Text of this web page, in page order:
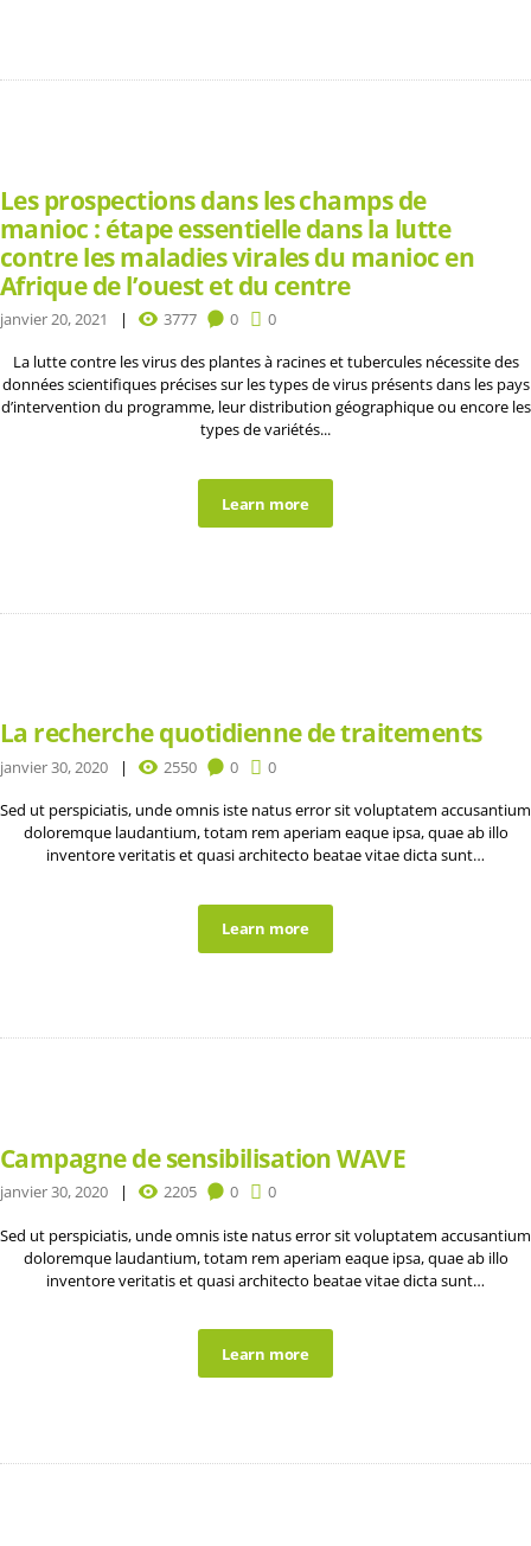
Les prospections dans les champs de
manioc : étape essentielle dans la lutte
contre les maladies virales du manioc en
Afrique de l’ouest et du centre
janvier 20, 2021 3777 0 0
La lutte contre les virus des plantes à racines et tubercules nécessite des
données scientifiques précises sur les types de virus présents dans les pays
d’intervention du programme, leur distribution géographique ou encore les
types de variétés...
Learn more
La recherche quotidienne de traitements
janvier 30, 2020 2550 0 0
Sed ut perspiciatis, unde omnis iste natus error sit voluptatem accusantium
doloremque laudantium, totam rem aperiam eaque ipsa, quae ab illo
inventore veritatis et quasi architecto beatae vitae dicta sunt…
Learn more
Campagne de sensibilisation WAVE
janvier 30, 2020 2205 0 0
Sed ut perspiciatis, unde omnis iste natus error sit voluptatem accusantium
doloremque laudantium, totam rem aperiam eaque ipsa, quae ab illo
inventore veritatis et quasi architecto beatae vitae dicta sunt…
Learn more